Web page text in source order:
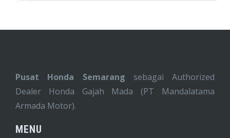
Pusat Honda Semarang sebagai Authorized
Dealer Honda Gajah Mada (PT Mandalatama
Armada Motor).
MENU